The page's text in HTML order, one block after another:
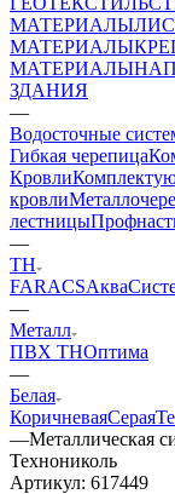
МАТЕРИАЛЫ
МАТЕРИАЛЫ
МАТЕРИАЛЫ
ЗДАНИЯ
—
Водосточные
Гибкая черепица
Кровли
кровли
лестницы
—
ТН
FARACS
—
Металл
ПВХ ТНОптима
—
Белая
КоричневаяСерая
—Металлическая
Технониколь
Артикул: 617449